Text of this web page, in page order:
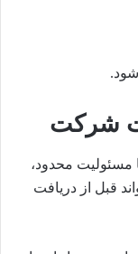
شرکت
مسئولیت محدود،
قبل از دریافت